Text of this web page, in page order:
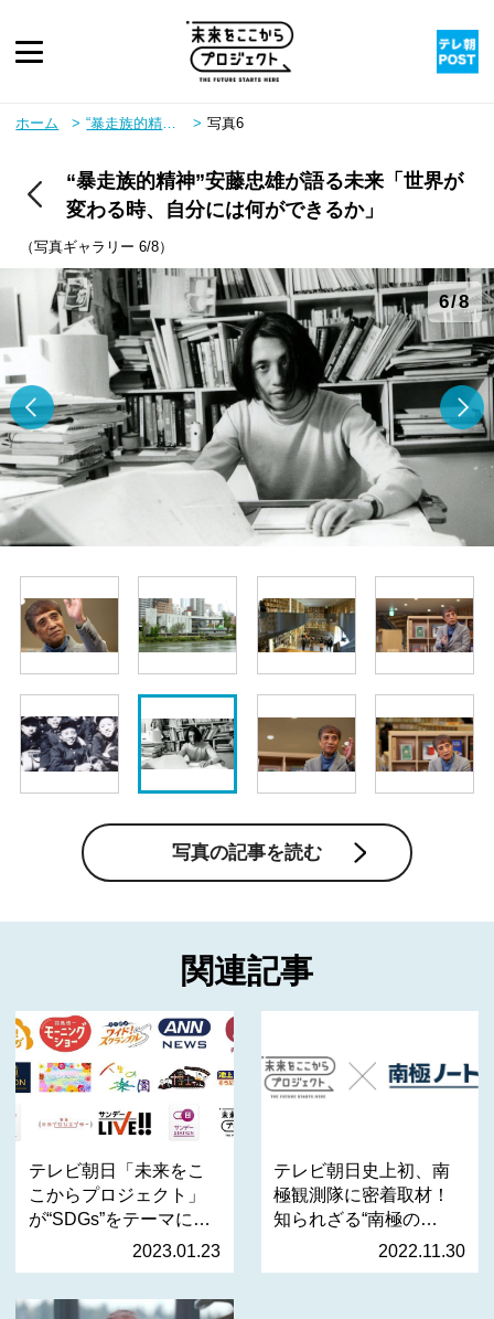
ピックアップ
twitter youtube instagram
ホーム “暴走族的精神”安藤忠雄が語る未来「世界が変わる時、自分には何ができるか」 写真6
“暴走族的精神”安藤忠雄が語る未来「世界が
変わる時、自分には何ができるか」
（写真ギャラリー 6/8）
6/8
写真の記事を読む
関連記事
テレビ朝日「未来をこ
こからプロジェクト」
が“SDGs”をテーマにし
2023.01.23
テレビ朝日史上初、南
極観測隊に密着取材！
知られざる“南極の
2022.11.30